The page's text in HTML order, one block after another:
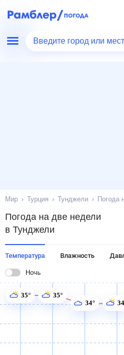
Введите город или
Мир Турция Тунджели Погода
Погода на две недели
в Тунджели
Температура Влажность
Ночь
35°
35°
34°